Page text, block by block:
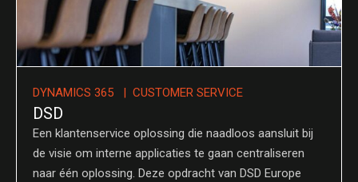
DYNAMICS 365 | CUSTOMER SERVICE
DSD
Een klantenservice oplossing die naadloos aansluit bij
de visie om interne applicaties te gaan centraliseren
naar één oplossing. Deze opdracht van DSD Europe